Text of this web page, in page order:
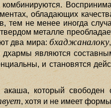
обладающих
тем не менее иногда
металле
два мира:бхаджаналоку
являются
и становятся
который
, хотя и не имеет